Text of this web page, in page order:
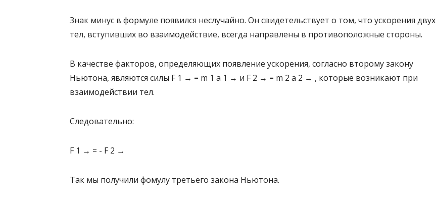
Знак минус в формуле появился неслучайно. Он свидетельствует о том, что ускорения двух
тел, вступивших во взаимодействие, всегда направлены в противоположные стороны.
В качестве факторов, определяющих появление ускорения, согласно второму закону
Ньютона, являются силы F 1 → = m 1 a 1 → и F 2 → = m 2 a 2 → , которые возникают при
взаимодействии тел.
Следовательно:
F 1 → = - F 2 →
Так мы получили фомулу третьего закона Ньютона.